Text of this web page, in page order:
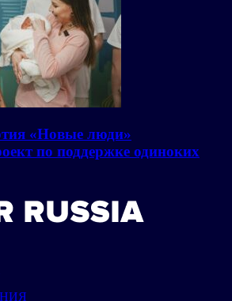
«Новые люди»
по поддержке одиноких